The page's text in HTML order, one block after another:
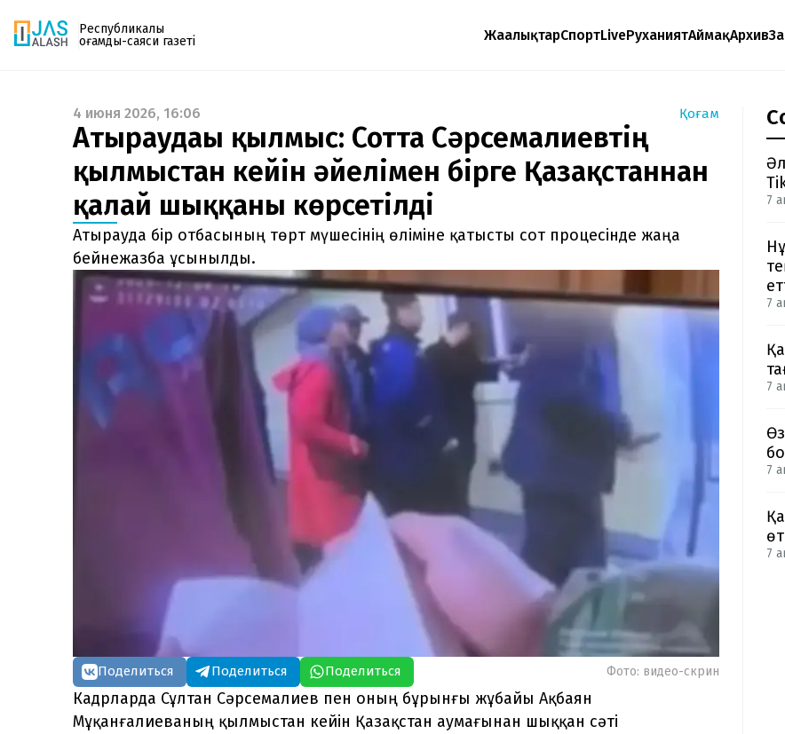
Республикалық
қоғамдық-саяси газеті
ЖаңалықтарСпортLiveРуханиятАймақАрхив
Газетке жазылу
PDF форматтағы газетті ай сайын электронды
поштаңызға алып отырыңыз. Жаңа нөмір
шыққан сәтте сізге бірден жіберіледі. Тек email
енгізіңіз, біз қалғанын өзіміз жібереміз.
4 июня 2026, 16:06 Қоғам
Атыраудағы қылмыс: Сотта Сәрсемалиевтің
қылмыстан кейін әйелімен бірге Қазақстаннан
қалай шыққаны көрсетілді
Атырауда бір отбасының төрт мүшесінің өліміне қатысты сот процесінде жаңа
бейнежазба ұсынылды.
Поделиться Поделиться Поделиться Фото: видео-скрин
Кадрларда Сұлтан Сәрсемалиев пен оның бұрынғы жұбайы Ақбаян
Мұқанғалиеваның қылмыстан кейін Қазақстан аумағынан шыққан сәті
7
7
7
7
7